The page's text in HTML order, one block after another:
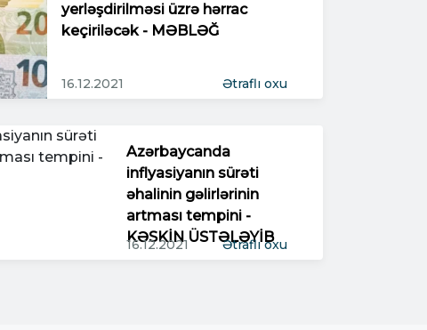
yerləşdirilməsi üzrə hərrac
keçiriləcək - MƏBLƏĞ
16.12.2021 Ətraflı oxu
Azərbaycanda
inflyasiyanın sürəti
əhalinin gəlirlərinin
artması tempini -
KƏSKİN ÜSTƏLƏYİB
16.12.2021 Ətraflı oxu